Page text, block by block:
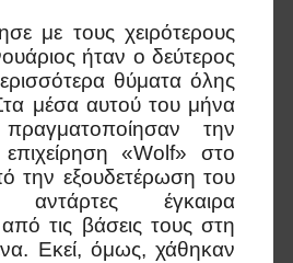
με τους χειρότερους
ήταν ο δεύτερος
θύματα όλης
μέσα αυτού του μήνα
την
επιχείρηση «Wolf» στο
την εξουδετέρωση του
έγκαιρα
τις βάσεις τους στη
Εκεί, όμως, χάθηκαν